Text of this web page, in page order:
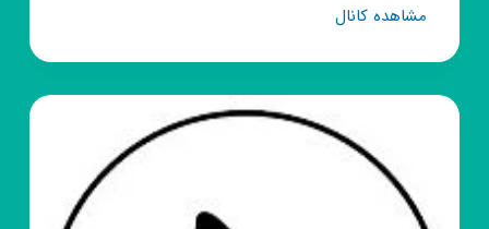
مشاهده کانالکانال
غرب
هنر